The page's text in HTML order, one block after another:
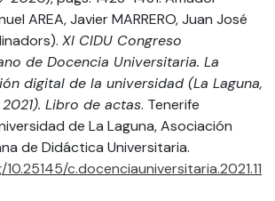
AREA, Javier MARRERO, Juan José
XI CIDU Congreso
de Docencia Universitaria. La
digital de la universidad (La Laguna,
Libro de actas. Tenerife
de La Laguna, Asociación
de Didáctica Universitaria.
c.docenciauniversitaria.2021.11